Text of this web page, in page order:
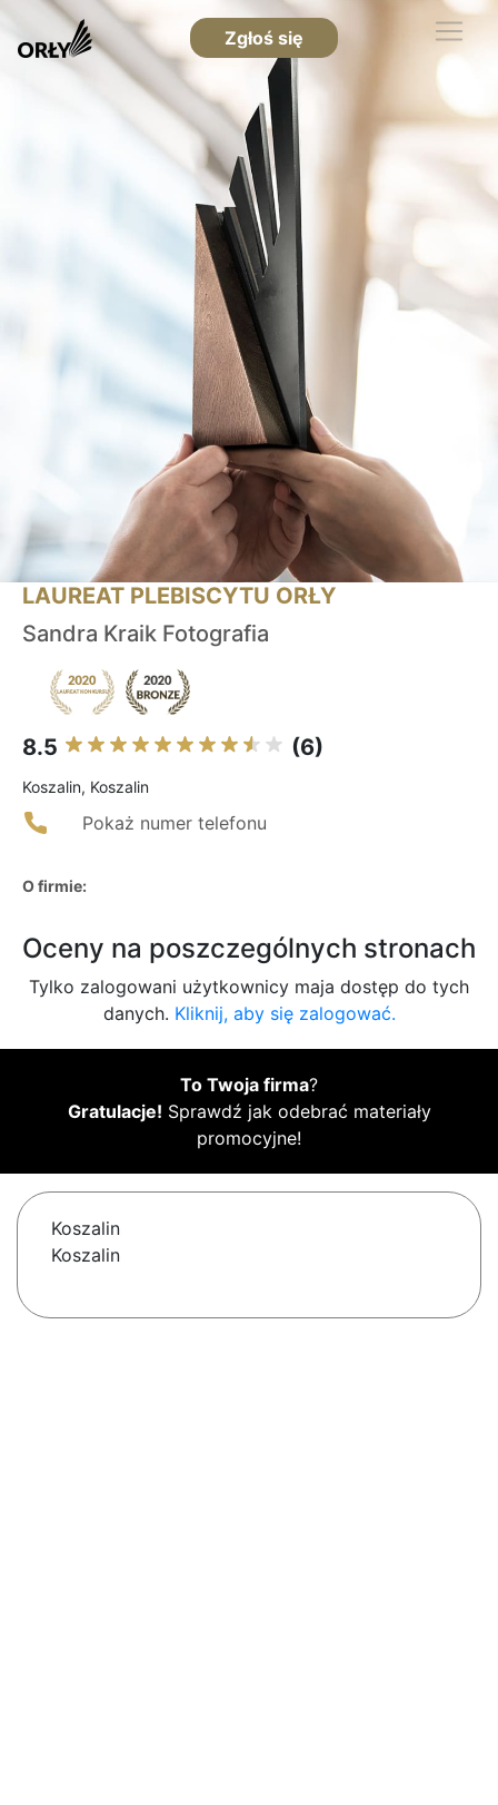
Zgłoś się
LAUREAT PLEBISCYTU ORŁY
Sandra Kraik Fotografia
8.5 (6)
Koszalin, Koszalin
Pokaż numer telefonu
O firmie:
Oceny na poszczególnych stronach
Tylko zalogowani użytkownicy maja dostęp do tych
danych. Kliknij, aby się zalogować.
To Twoja firma?
Gratulacje! Sprawdź jak odebrać materiały
promocyjne!
Koszalin
Koszalin